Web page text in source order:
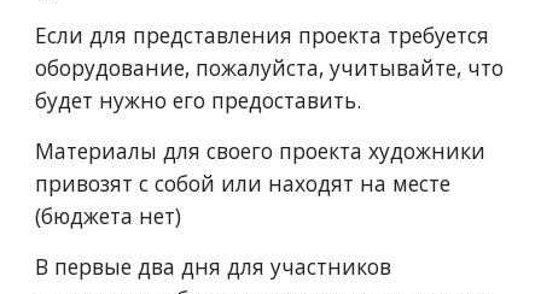
Если для представления проекта требуется
оборудование, пожалуйста, учитывайте, что
будет нужно его предоставить.
Материалы для своего проекта художники
привозят с собой или находят на месте
(бюджета нет)
В первые два дня для участников